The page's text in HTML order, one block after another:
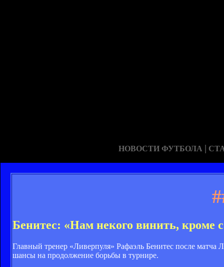
НОВОСТИ ФУТБОЛА |
Бенитес: «Нам некого винить, кроме
Главный тренер «Ливерпуля» Рафаэль Бенитес после матча
шансы на продолжение борьбы в турнире.